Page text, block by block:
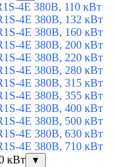
4E 380В, 110 кВт
4E 380В, 132 кВт
4E 380В, 160 кВт
4E 380В, 200 кВт
4E 380В, 220 кВт
4E 380В, 280 кВт
4E 380В, 315 кВт
4E 380В, 355 кВт
4E 380В, 400 кВт
4E 380В, 500 кВт
4E 380В, 630 кВт
4E 380В, 710 кВт
кВт
▼